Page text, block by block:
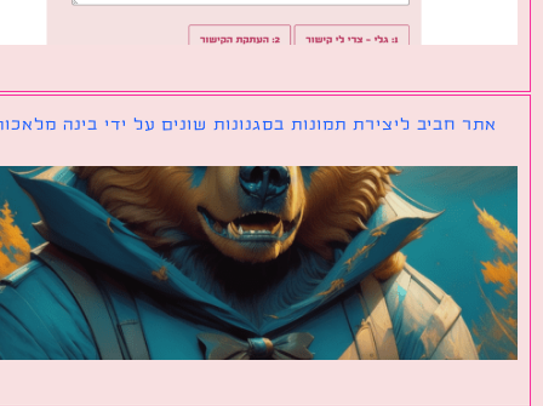
חביב ליצירת תמונות בסגנונות שונים על ידי בינה מלאכותית